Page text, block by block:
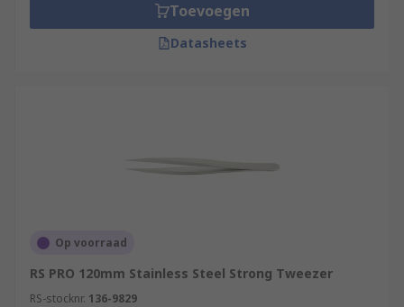
Toevoegen
Datasheets
Op voorraad
RS PRO 120mm Stainless Steel Strong Tweezer
RS-stocknr. 136-9829